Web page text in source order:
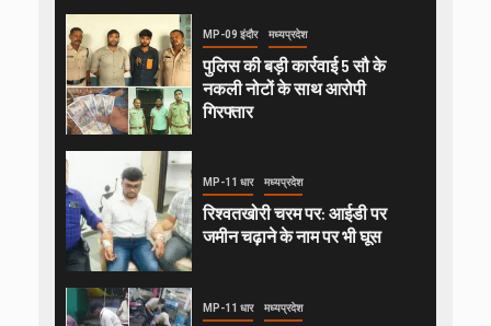
MP-09 इंदौर मध्यप्रदेश
पुलिस की बड़ी कार्रवाई 5 सौ के
नकली नोटों के साथ आरोपी
गिरफ्तार
MP-11 धार मध्यप्रदेश
रिश्वतखोरी चरम पर: आईडी पर
जमीन चढ़ाने के नाम पर भी घूस
MP-11 धार मध्यप्रदेश